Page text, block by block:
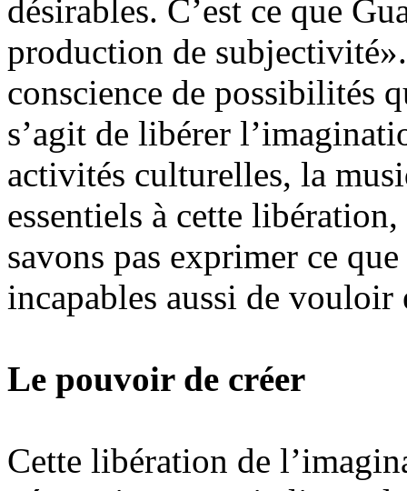
désirables. C’est ce que
production de
conscience de possibilités
s’agit de libérer
activités culturelles, la
essentiels à cette
savons pas exprimer ce
incapables aussi de vouloir
Le pouvoir de créer
Cette libération de